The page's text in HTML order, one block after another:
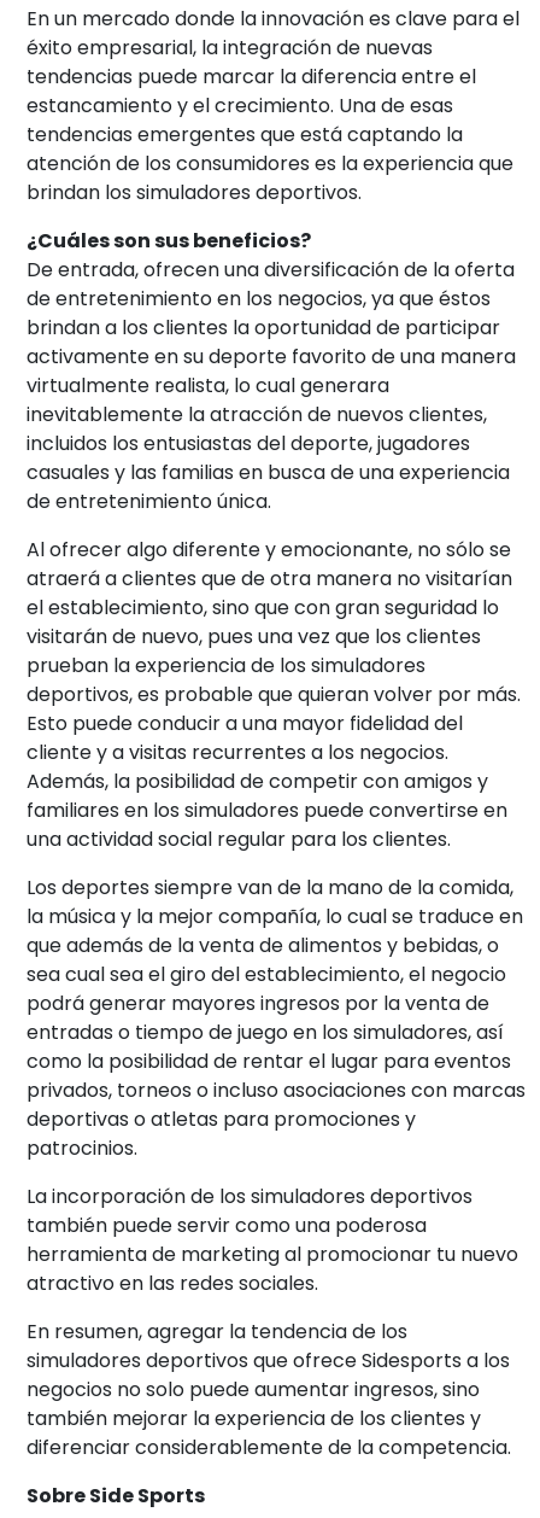
En un mercado donde la innovación es clave para el
éxito empresarial, la integración de nuevas
tendencias puede marcar la diferencia entre el
estancamiento y el crecimiento. Una de esas
tendencias emergentes que está captando la
atención de los consumidores es la experiencia que
brindan los simuladores deportivos.
¿Cuáles son sus beneficios?
De entrada, ofrecen una diversificación de la oferta
de entretenimiento en los negocios, ya que éstos
brindan a los clientes la oportunidad de participar
activamente en su deporte favorito de una manera
virtualmente realista, lo cual generara
inevitablemente la atracción de nuevos clientes,
incluidos los entusiastas del deporte, jugadores
casuales y las familias en busca de una experiencia
de entretenimiento única.
Al ofrecer algo diferente y emocionante, no sólo se
atraerá a clientes que de otra manera no visitarían
el establecimiento, sino que con gran seguridad lo
visitarán de nuevo, pues una vez que los clientes
prueban la experiencia de los simuladores
deportivos, es probable que quieran volver por más.
Esto puede conducir a una mayor fidelidad del
cliente y a visitas recurrentes a los negocios.
Además, la posibilidad de competir con amigos y
familiares en los simuladores puede convertirse en
una actividad social regular para los clientes.
Los deportes siempre van de la mano de la comida,
la música y la mejor compañía, lo cual se traduce en
que además de la venta de alimentos y bebidas, o
sea cual sea el giro del establecimiento, el negocio
podrá generar mayores ingresos por la venta de
entradas o tiempo de juego en los simuladores, así
como la posibilidad de rentar el lugar para eventos
privados, torneos o incluso asociaciones con marcas
deportivas o atletas para promociones y
patrocinios.
La incorporación de los simuladores deportivos
también puede servir como una poderosa
herramienta de marketing al promocionar tu nuevo
atractivo en las redes sociales.
En resumen, agregar la tendencia de los
simuladores deportivos que ofrece Sidesports a los
negocios no solo puede aumentar ingresos, sino
también mejorar la experiencia de los clientes y
diferenciar considerablemente de la competencia.
Sobre Side Sports